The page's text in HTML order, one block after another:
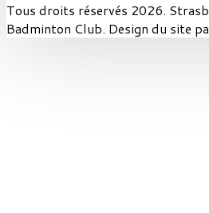
Tous droits réservés 2026.
Badminton Club. Design du site